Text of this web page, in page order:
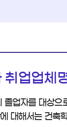
취업업체
졸업자를 대상으
대해서는 건축